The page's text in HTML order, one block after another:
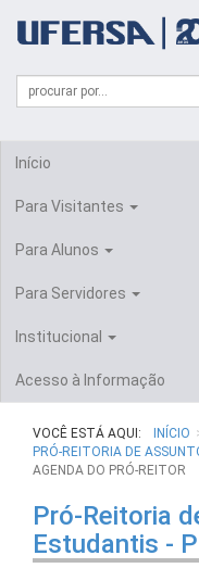
portal
UFERSA
Formulário
Busca
Campo
de
Início
Para Visitantes
Para Alunos
Para Servidores
Institucional
Acesso à Informação
VOCÊ ESTÁ AQUI:
INÍCIO
PRÓ-REITORIA DE
AGENDA DO PRÓ-REITOR
Pró-Reitoria
Estudantis -